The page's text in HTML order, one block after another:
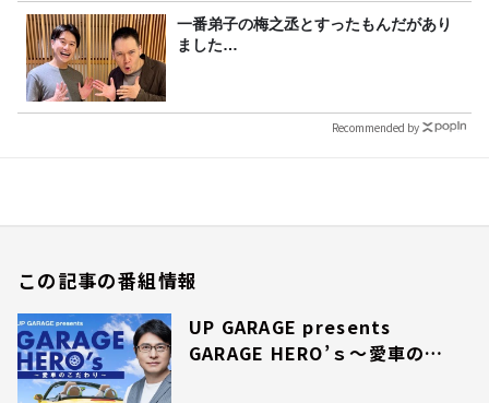
一番弟子の梅之丞とすったもんだがあり
ました…
Recommended by
この記事の番組情報
UP GARAGE presents
GARAGE HERO’ｓ～愛車のこ